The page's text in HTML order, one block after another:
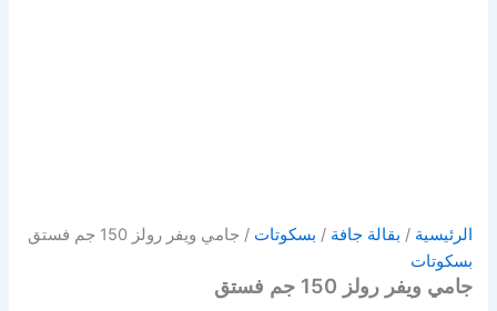
الرئيسية / بقالة جافة / بسكوتات / جامي ويفر رولز 150 جم فستق
بسكوتات
جامي ويفر رولز 150 جم فستق